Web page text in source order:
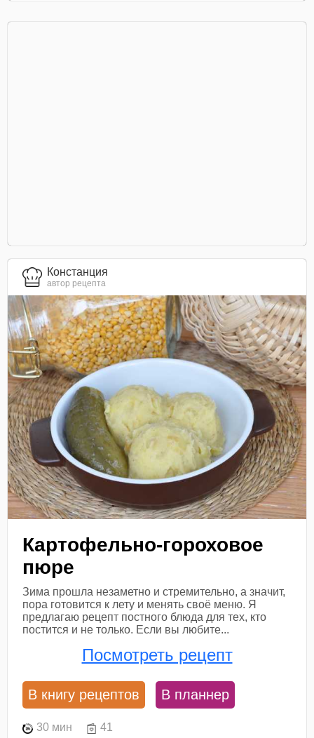
Констанция
автор рецепта
Картофельно-гороховое
пюре
Зима прошла незаметно и стремительно, а значит,
пора готовится к лету и менять своё меню. Я
предлагаю рецепт постного блюда для тех, кто
постится и не только. Если вы любите...
Посмотреть рецепт
В книгу рецептов В планнер
30 мин 41